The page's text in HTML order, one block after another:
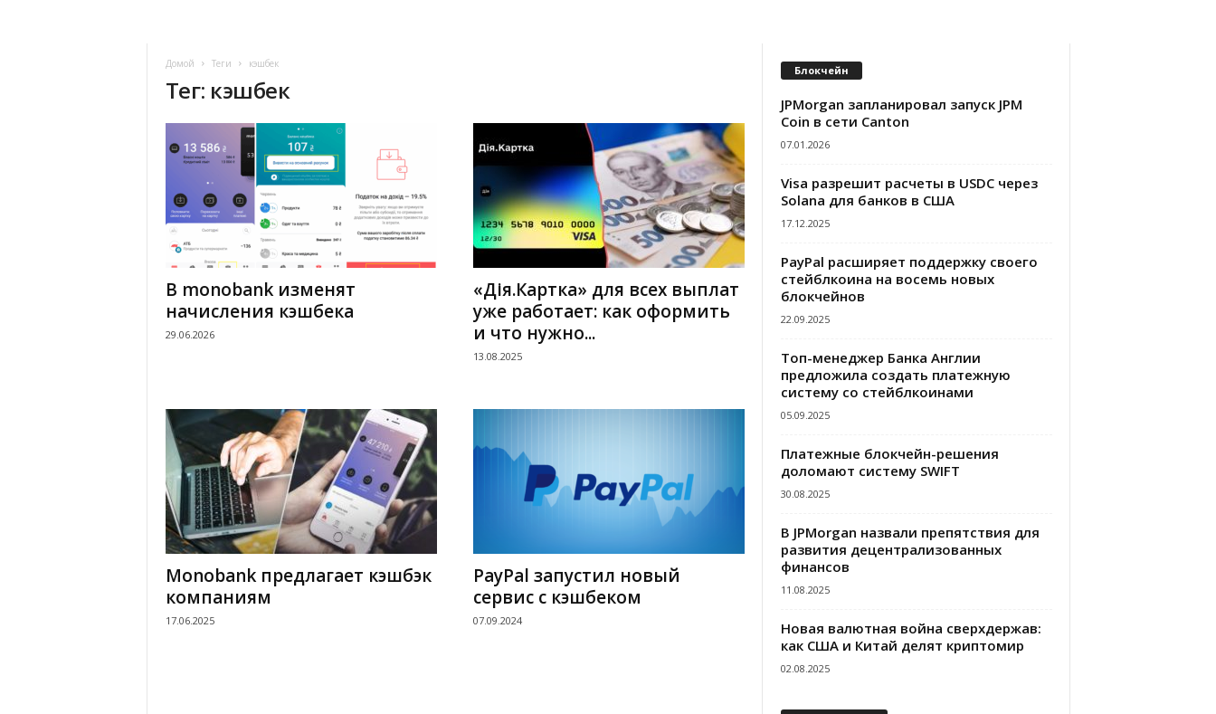
Домой Теги кэшбек
Тег: кэшбек
В monobank изменят
начисления кэшбека
29.06.2026
«Дія.Картка» для всех выплат
уже работает: как оформить
и что нужно...
13.08.2025
Monobank предлагает кэшбэк
компаниям
17.06.2025
PayPal запустил новый
сервис с кэшбеком
07.09.2024
Блокчейн
JPMorgan запланировал запуск JPM
Coin в сети Canton
07.01.2026
Visa разрешит расчеты в USDC через
Solana для банков в США
17.12.2025
PayPal расширяет поддержку своего
стейблкоина на восемь новых
блокчейнов
22.09.2025
Топ-менеджер Банка Англии
предложила создать платежную
систему со стейблкоинами
05.09.2025
Платежные блокчейн-решения
доломают систему SWIFT
30.08.2025
В JPMorgan назвали препятствия для
развития децентрализованных
финансов
11.08.2025
Новая валютная война сверхдержав:
как США и Китай делят криптомир
02.08.2025